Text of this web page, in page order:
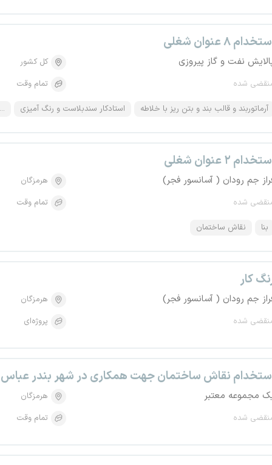
۸ عنوان شغلی
نفت و گاز پیروزی
شده
کل کشور
تمام وقت
آرماتوربند و قالب بند و بتن ریز با خلاطه استادکار سندبلاست و رنگ آمیزی ...
۲ عنوان شغلی
جم رودان ( آسانسور فجر)
شده
هرمزگان
تمام وقت
بنا نقاش ساختمان
کار
جم رودان ( آسانسور فجر)
شده
هرمزگان
پروژه‌ای
نقاش ساختمان جهت همکاری در شهر بندر عباس
مجموعه معتبر
شده
هرمزگان
تمام وقت